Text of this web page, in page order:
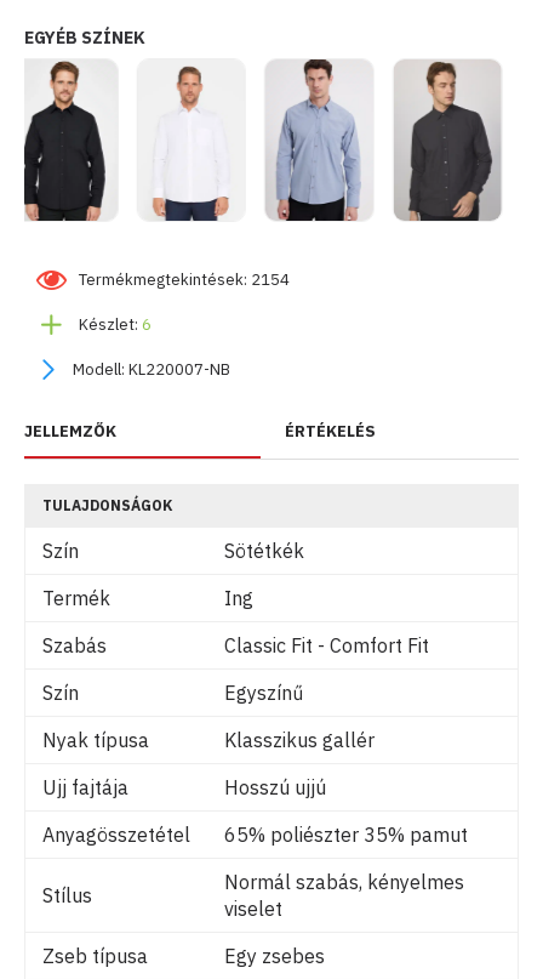
Készlet: 6
Modell: KL220007-NB
Termékmegtekintések: 2154
EGYÉB SZÍNEK
JELLEMZŐK ÉRTÉKELÉS
TULAJDONSÁGOK
Szín
Sötétkék
Termék
Ing
Szabás
Classic Fit - Comfort Fit
Szín
Egyszínű
Nyak típusa
Klasszikus gallér
Ujj fajtája
Hosszú ujjú
Anyagösszetétel
65% poliészter 35% pamut
Stílus
Normál szabás, kényelmes
viselet
Zseb típusa
Egy zsebes